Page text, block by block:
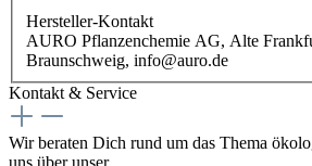
Hersteller-Kontakt
AURO Pflanzenchemie AG, Alte
Braunschweig, info@auro.de
Kontakt & Service
Wir beraten Dich rund um das Thema